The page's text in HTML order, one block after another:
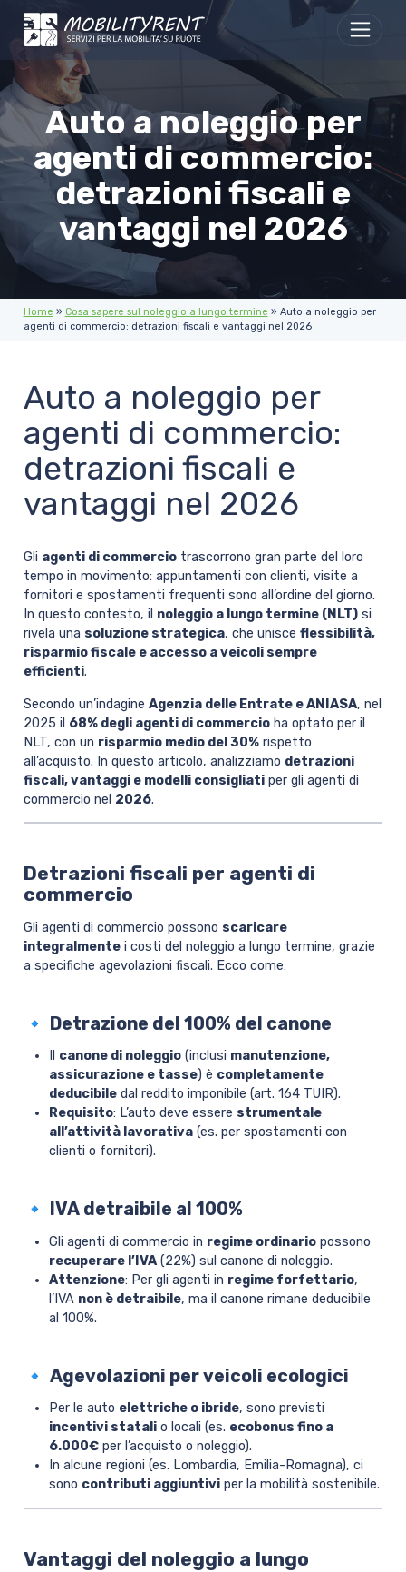
Auto a noleggio per
agenti di commercio:
detrazioni fiscali e
vantaggi nel 2026
Home » Cosa sapere sul noleggio a lungo termine » Auto a noleggio per
agenti di commercio: detrazioni fiscali e vantaggi nel 2026
Auto a noleggio per
agenti di commercio:
detrazioni fiscali e
vantaggi nel 2026
Gli agenti di commerciotrascorrono gran parte del loro
tempo in movimento: appuntamenti con clienti, visite a
fornitori e spostamenti frequenti sono all’ordine del giorno.
In questo contesto, il noleggio a lungo termine (NLT)si
rivela una soluzione strategica, che unisce flessibilità,
risparmio fiscale e accesso a veicoli sempre
efficienti.
Secondo un’indagine Agenzia delle Entrate e ANIASA, nel
2025 il 68% degli agenti di commercioha optato per il
NLT, con un risparmio medio del 30%rispetto
all’acquisto. In questo articolo, analizziamo detrazioni
fiscali, vantaggi e modelli consigliatiper gli agenti di
commercio nel 2026.
Detrazioni fiscali per agenti di
commercio
Gli agenti di commercio possono scaricare
integralmentei costi del noleggio a lungo termine, grazie
a specifiche agevolazioni fiscali. Ecco come:
🔹 Detrazione del 100% del canone
canone di noleggio (inclusi manutenzione,
assicurazione e tasse) è completamente
deducibile dal reddito imponibile (art. 164 TUIR).
Requisito: L’auto deve essere strumentale
all’attività lavorativa (es. per spostamenti con
clienti o fornitori).
🔹 IVA detraibile al 100%
Gli agenti di commercio in regime ordinario possono
recuperare l’IVA (22%) sul canone di noleggio.
Attenzione: Per gli agenti in regime forfettario,
l’IVA non è detraibile, ma il canone rimane deducibile
al 100%.
🔹 Agevolazioni per veicoli ecologici
Per le auto elettriche o ibride, sono previsti
incentivi statali o locali (es. ecobonus fino a
6.000€ per l’acquisto o noleggio).
In alcune regioni (es. Lombardia, Emilia-Romagna), ci
sono contributi aggiuntivi per la mobilità sostenibile.
Vantaggi del noleggio a lungo